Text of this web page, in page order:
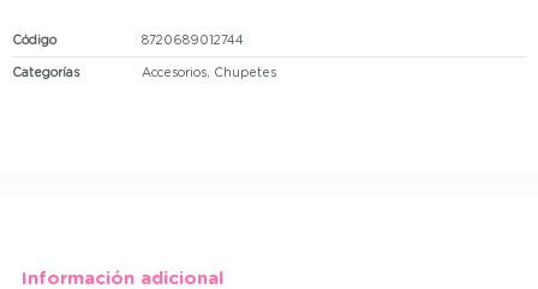
Código 8720689012744
Categorías Accesorios, Chupetes
Información adicional